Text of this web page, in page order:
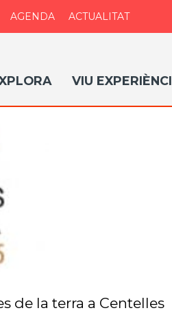
AGENDA ACTUALITAT
VIU
de la terra a Centelles